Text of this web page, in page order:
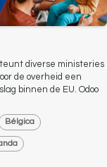
diverse ministeries
de overheid een
binnen de EU. Odoo
Bélgica